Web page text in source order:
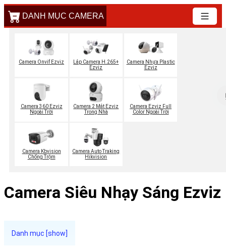
DANH MỤC CAMERA
Camera Onvif Ezviz
Lắp Camera H.265+
Ezviz
Camera Nhựa Plastic
Ezviz
Camera 360 Ezviz
Ngoài Trời
Camera 2 Mắt Ezviz
Trong Nhà
Camera Ezviz Full
Color Ngoài Trời
Camera Kbvision
Chống Trộm
Camera Auto Traking
Hikvision
Camera Siêu Nhạy Sáng Ezviz